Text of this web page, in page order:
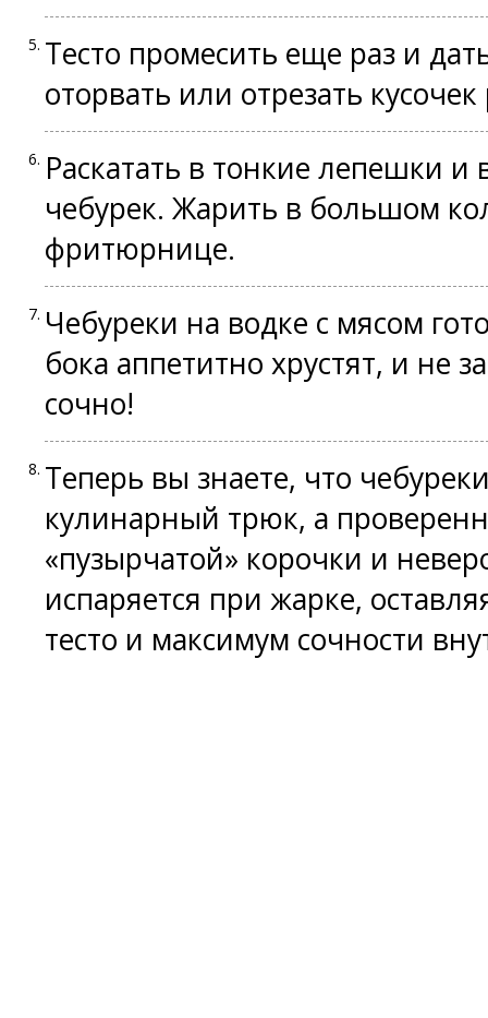
Тесто промесить еще раз и
оторвать или отрезать
Раскатать в тонкие лепешки
чебурек. Жарить в большом
фритюрнице.
Чебуреки на водке с мясом
бока аппетитно хрустят, и не
сочно!
Теперь вы знаете, что
кулинарный трюк, а
«пузырчатой» корочки и
испаряется при жарке,
тесто и максимум сочности